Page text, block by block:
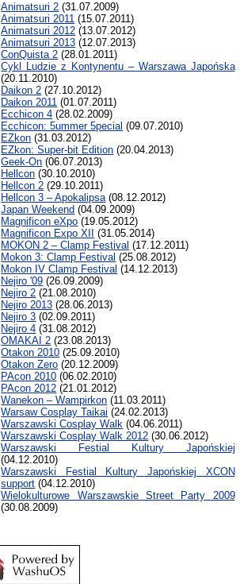
Animatsuri 2 (31.07.2009)
Animatsuri 2011 (15.07.2011)
Animatsuri 2012 (13.07.2012)
Animatsuri 2013 (12.07.2013)
ConQuista 2 (28.01.2011)
Cykl Ludzie z Kontynentu – Warszawa Japońska
(20.11.2010)
Daikon 2 (27.10.2012)
Daikon 2011 (01.07.2011)
Ecchicon 4 (28.02.2009)
Ecchicon: 5ummer 5pecial (09.07.2010)
EZkon (31.03.2012)
EZkon: Super-bit Edition (20.04.2013)
Geek-On (06.07.2013)
Hellcon (30.10.2010)
Hellcon 2 (29.10.2011)
Hellcon 3 – Apokalipsa(08.12.2012)
Japan Weekend (04.09.2009)
Magnificon eXpo (19.05.2012)
Magnificon Expo XII
(31.05.2014)
MOKON 2 – Clamp Festival (17.12.2011)
Mokon 3: Clamp Festival (25.08.2012)
Mokon IV Clamp Festival (14.12.2013)
Nejiro '09 (26.09.2009)
Nejiro 2 (21.08.2010)
Nejiro 2013 (28.06.2013)
Nejiro 3 (02.09.2011)
Nejiro 4 (31.08.2012)
OMAKAI 2 (23.08.2013)
Otakon 2010 (25.09.2010)
Otakon Zero (20.12.2009)
PAcon 2010 (06.02.2010)
PAcon 2012 (21.01.2012)
Wanekon – Wampirkon (11.03.2011)
Warsaw Cosplay Taikai (24.02.2013)
Warszawski Cosplay Walk (04.06.2011)
Warszawski Cosplay Walk 2012 (30.06.2012)
Warszawski Festial Kultury Japońskiej
(04.12.2010)
Warszawski Festial Kultury Japońskiej XCON
support (04.12.2010)
Wielokulturowe Warszawskie Street Party 2009
(30.08.2009)